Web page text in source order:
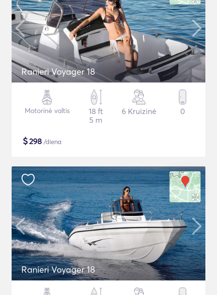
Ranieri Voyager 18
Motorinė valtis
18 ft
5 m
6 Kruizinė 0
$298 /diena
Ranieri Voyager 18